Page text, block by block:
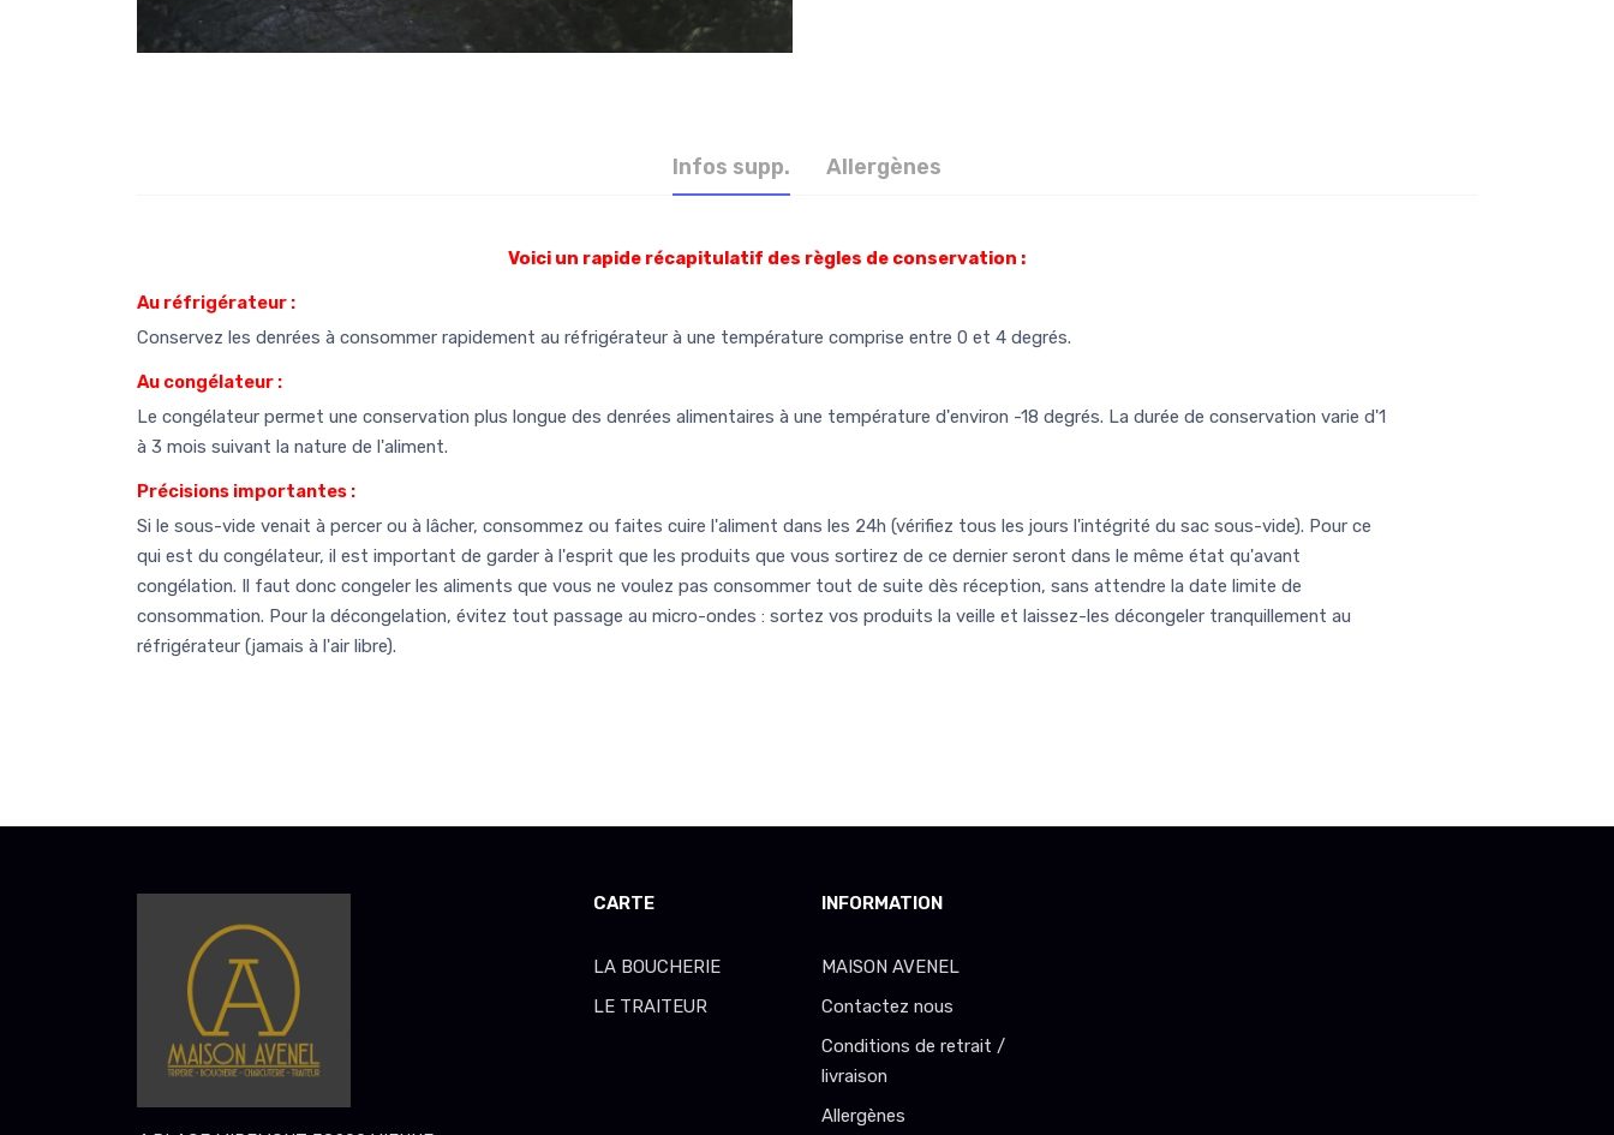
Infos supp. Allergènes
Voici un rapide récapitulatif des règles de conservation :
Au réfrigérateur :
Conservez les denrées à consommer rapidement au réfrigérateur à une température comprise entre 0 et 4 degrés.
Au congélateur :
Le congélateur permet une conservation plus longue des denrées alimentaires à une température d'environ -18 degrés. La durée de conservation varie d'1
à 3 mois suivant la nature de l'aliment.
Précisions importantes :
Si le sous-vide venait à percer ou à lâcher, consommez ou faites cuire l'aliment dans les 24h (vérifiez tous les jours l'intégrité du sac sous-vide). Pour ce
qui est du congélateur, il est important de garder à l'esprit que les produits que vous sortirez de ce dernier seront dans le même état qu'avant
congélation. Il faut donc congeler les aliments que vous ne voulez pas consommer tout de suite dès réception, sans attendre la date limite de
consommation. Pour la décongelation, évitez tout passage au micro-ondes : sortez vos produits la veille et laissez-les décongeler tranquillement au
réfrigérateur (jamais à l'air libre).
CARTE
LA BOUCHERIE
LE TRAITEUR
INFORMATION
MAISON AVENEL
Contactez nous
Conditions de retrait /
livraison
Allergènes